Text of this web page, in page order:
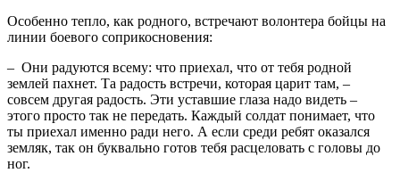
Особенно тепло, как родного, встречают волонтера бойцы на
линии боевого соприкосновения:
– Они радуются всему: что приехал, что от тебя родной
землей пахнет. Та радость встречи, которая царит там, –
совсем другая радость. Эти уставшие глаза надо видеть –
этого просто так не передать. Каждый солдат понимает, что
ты приехал именно ради него. А если среди ребят оказался
земляк, так он буквально готов тебя расцеловать с головы до
ног.